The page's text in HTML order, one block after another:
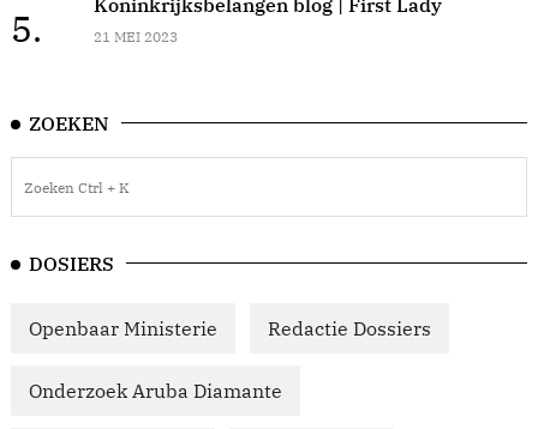
5. 21 MEI 2023
ZOEKEN
DOSIERS
Openbaar Ministerie Redactie Dossiers
Onderzoek Aruba Diamante